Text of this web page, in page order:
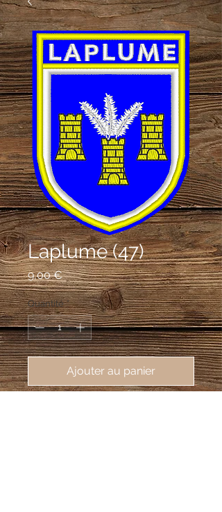
Laplume (47)
9,00 €Prix
Quantité *
Ajouter au panier